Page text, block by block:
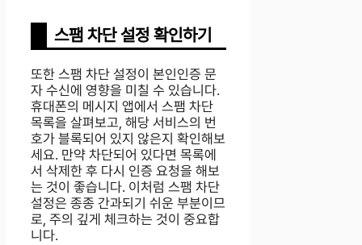
스팸 차단 설정 확인하기
또한 스팸 차단 설정이 본인인증 문
자 수신에 영향을 미칠 수 있습니다.
휴대폰의 메시지 앱에서 스팸 차단
목록을 살펴보고, 해당 서비스의 번
호가 블록되어 있지 않은지 확인해보
세요. 만약 차단되어 있다면 목록에
서 삭제한 후 다시 인증 요청을 해보
는 것이 좋습니다. 이처럼 스팸 차단
설정은 종종 간과되기 쉬운 부분이므
로, 주의 깊게 체크하는 것이 중요합
니다.